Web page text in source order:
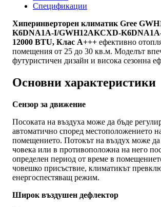
Спецификации
Хиперинверторен климатик Gree
K6DNA1A-I/GWH12AKCXD-
12000 BTU, Клас A+++ ефективно
помещения от 25 до 30 кв.м. Моделът
футуристичен дизайн и висока сезонна
Основни характеристики
Сензор за движение
Посоката на въздуха може да бъде
автоматично според местоположението
помещението. Потокът на въздух може
човека или в противоположна на него
определен период от време в
човешко присъствие, климатикът
енергоспестяващ режим.
Широк въздушен дефлектор